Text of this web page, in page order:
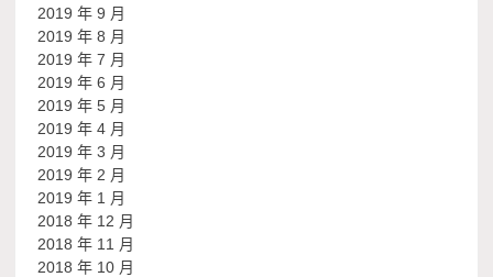
2019 年 9 月
2019 年 8 月
2019 年 7 月
2019 年 6 月
2019 年 5 月
2019 年 4 月
2019 年 3 月
2019 年 2 月
2019 年 1 月
2018 年 12 月
2018 年 11 月
2018 年 10 月